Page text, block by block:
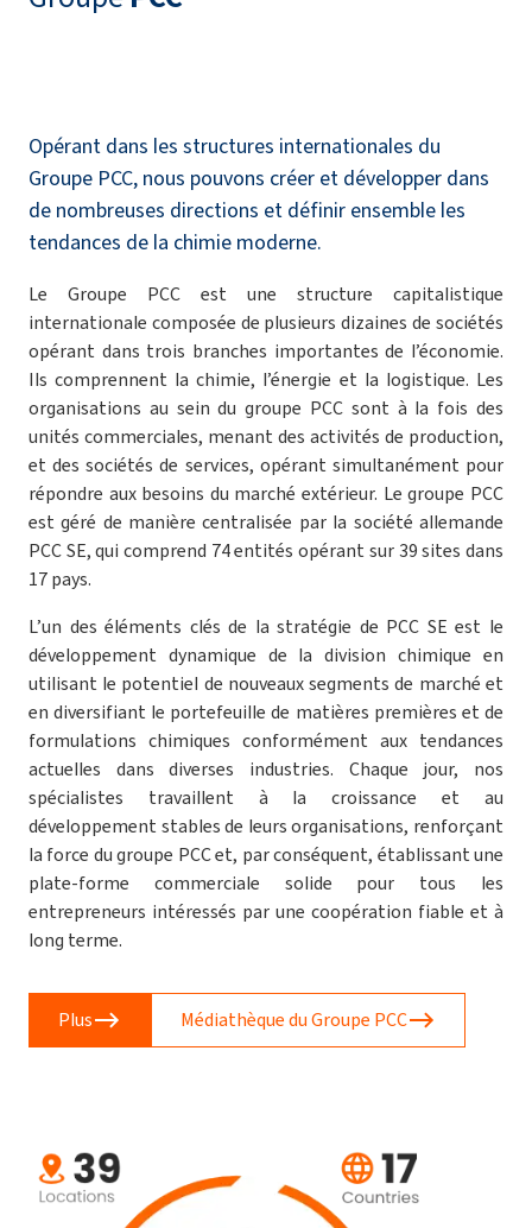
Opérant dans les structures internationales du
Groupe PCC, nous pouvons créer et développer dans
de nombreuses directions et définir ensemble les
tendances de la chimie moderne.
Le Groupe PCC est une structure capitalistique
internationale composée de plusieurs dizaines de sociétés
opérant dans trois branches importantes de l’économie.
Ils comprennent la chimie, l’énergie et la logistique. Les
organisations au sein du groupe PCC sont à la fois des
unités commerciales, menant des activités de production,
et des sociétés de services, opérant simultanément pour
répondre aux besoins du marché extérieur. Le groupe PCC
est géré de manière centralisée par la société allemande
PCC SE, qui comprend 74 entités opérant sur 39 sites dans
17 pays.
L’un des éléments clés de la stratégie de PCC SE est le
développement dynamique de la division chimique en
utilisant le potentiel de nouveaux segments de marché et
en diversifiant le portefeuille de matières premières et de
formulations chimiques conformément aux tendances
actuelles dans diverses industries. Chaque jour, nos
spécialistes travaillent à la croissance et au
développement stables de leurs organisations, renforçant
la force du groupe PCC et, par conséquent, établissant une
plate-forme commerciale solide pour tous les
entrepreneurs intéressés par une coopération fiable et à
long terme.
Plus Médiathèque du Groupe PCC